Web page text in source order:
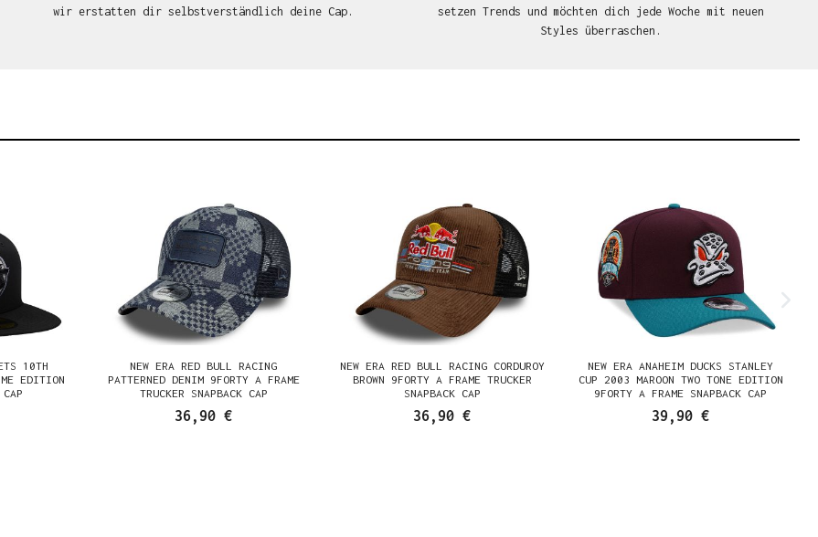
wir erstatten dir selbstverständlich deine Cap.
setzen Trends und möchten dich jede Woche mit neuen
Styles überraschen.
10TH
EDITION
NEW ERA RED BULL RACING
PATTERNED DENIM 9FORTY A FRAME
TRUCKER SNAPBACK CAP
36,90 €
NEW ERA RED BULL RACING CORDUROY
BROWN 9FORTY A FRAME TRUCKER
SNAPBACK CAP
36,90 €
NEW ERA ANAHEIM DUCKS STANLEY
CUP 2003 MAROON TWO TONE EDITION
9FORTY A FRAME SNAPBACK CAP
39,90 €